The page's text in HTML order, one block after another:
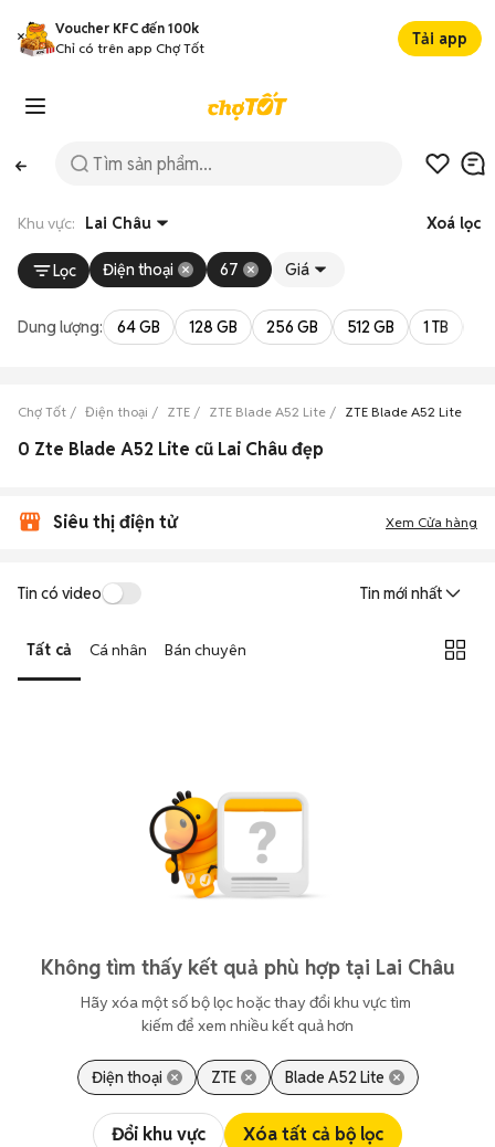
Voucher KFC đến 100k
Chỉ có trên app Chợ Tốt
Tải app
Khu vực: Lai Châu Xoá lọc
Lọc Điện thoại 67 Giá
Dung lượng: 64 GB 128 GB 256 GB 512 GB 1 TB
Chợ Tốt Điện thoại ZTE ZTE Blade A52 Lite ZTE Blade A52 Lite Lai
0 Zte Blade A52 Lite cũ Lai Châu đẹp
Siêu thị điện tử Xem Cửa hàng
Tin có video Tin mới nhất
Tất cả Cá nhân Bán chuyên
Không tìm thấy kết quả phù hợp tại Lai Châu
Hãy xóa một số bộ lọc hoặc thay đổi khu vực tìm
kiếm để xem nhiều kết quả hơn
Điện thoại ZTE Blade A52 Lite
Đổi khu vực Xóa tất cả bộ lọc